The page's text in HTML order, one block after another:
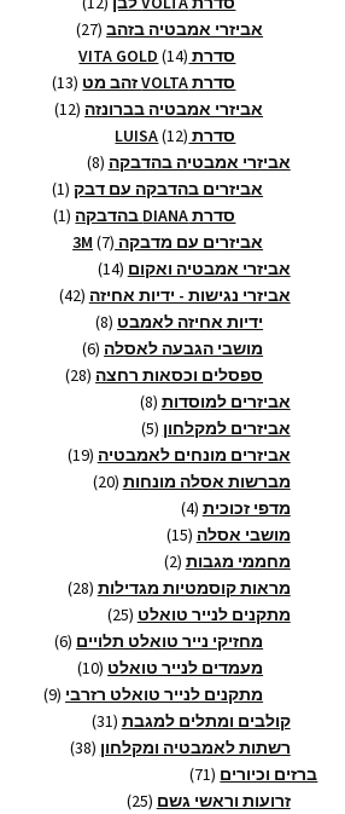
מוצרים
אביזרי אמבטיה בזהב 27
27
מוצרים
סדרת VITA GOLD 14
14
מוצרים סדרת VOLTA זהב מט 13
13
מוצרים
אביזרי אמבטיה בברונזה 12
12
סדרת LUISA 12
12
מוצרים
אביזרי אמבטיה בהדבקה 8
8
מוצריםאביזרים בהדבקה עם דבק 1מוצר
1
סדרת DIANA בהדבקה 1מוצר
אביזרים עם מדבקה 3M 7
7
מוצרים
אביזרי אמבטיה ואקום 14
14
מוצריםאביזרי נגישות - ידיות אחיזה 42
42
ידיות אחיזה לאמבט 8
8
מוצרים מושבי הגבעה לאסלה 6
6
מוצרים ספסלים וכסאות רחצה 28
28
אביזרים למוסדות 8
8
מוצרים
אביזרים למקלחון 5
5
מוצרים
אביזרים מונחים לאמבטיה 19
19
מברשות אסלה מונחות 20
20
מדפי זכוכית 4
4
מוצרים מושבי אסלה 15
15
מוצרים
מחממי מגבות 2
2
מוצרים
מראות קוסמטיות מגדילות 28
28
מתקנים לנייר טואלט 25
25
מוצרים
מחזיקי נייר טואלט תלויים 6
6
מעמדים לנייר טואלט 10
10
מוצריםמתקנים לנייר טואלט רזרבי 9
9
קולבים ומתלים למגבת 31
31
מוצרים רשתות לאמבטיה ומקלחון 38
38
ברזים וכיורים 71
71
מוצרים
זרועות וראשי גשם 25
25